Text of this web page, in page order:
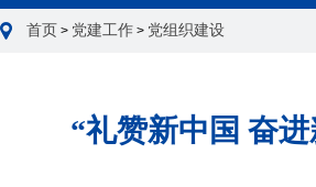
首页 > 党建工作 > 党组织建设
“礼赞新中国 奋